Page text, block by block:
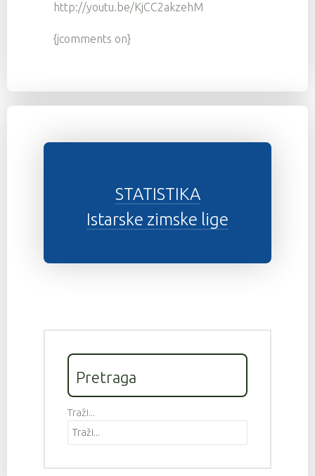
http://youtu.be/KjCC2akzehM
{jcomments on}
STATISTIKA
Istarske zimske lige
Pretraga
Traži...